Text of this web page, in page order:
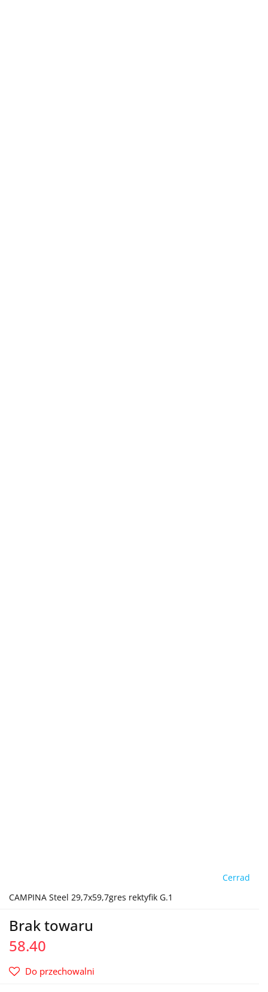
Cerrad
CAMPINA Steel 29,7x59,7gres rektyfik G.1
Brak towaru
58.40
Do przechowalni